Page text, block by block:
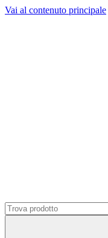
Vai al contenuto principale